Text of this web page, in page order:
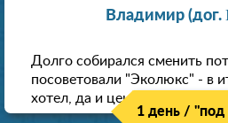
Владимир (дог.
Долго собирался сменить
посоветовали "Эколюкс" - в
хотел, да и цена нормальная.
1 день /